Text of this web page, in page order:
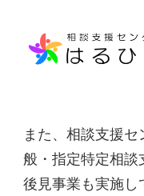
また、相談支援
般・指定特定相談
後見事業も実施し